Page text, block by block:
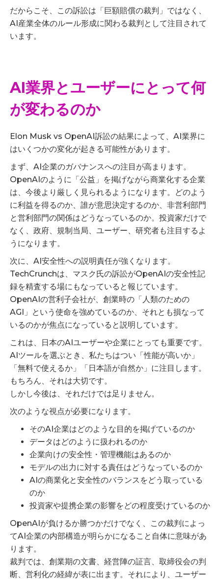
だからこそ、この訴訟は「巨額賠償の裁判」ではなく、
AI産業全体のルール形成に関わる裁判として注目されて
います。
AI業界とユーザーにとって何
が変わるのか
Elon Musk vs OpenAI訴訟の結果によって、AI業界に
はいくつかの変化が起きる可能性があります。
まず、AI企業のガバナンスへの注目が高まります。
OpenAIのように「公益」を掲げながら商業化する企業
は、今後より厳しく見られるようになります。どのよう
に利益を得るのか、誰が意思決定するのか、非営利部門
と営利部門の関係はどうなっているのか。投資家だけで
なく、政府、規制当局、ユーザー、研究者も注目するよ
うになります。
次に、AI安全性への説明責任が強くなります。
TechCrunchは、マスク氏の訴訟がOpenAIの安全性記
録を精査する場にもなっていると報じています。
OpenAIの営利子会社が、創業時の「人類のための
AGI」という使命を強めているのか、それとも損なって
いるのかが焦点になっていると説明しています。
これは、日本のAIユーザーや企業にとっても重要です。
AIツールを選ぶとき、私たちはつい「性能が高いか」
「無料で使えるか」「日本語が自然か」に注目します。
もちろん、それは大切です。
しかし今後は、それだけでは足りません。
次のような視点が必要になります。
そのAI企業はどのような目的を掲げているのか
データはどのように扱われるのか
企業向けの安全性・管理機能はあるのか
モデルの出力に対する責任はどうなっているのか
AIの商業化と安全性のバランスをどう取っている
のか
投資家や提携企業の影響をどの程度受けているのか
OpenAIが負けるか勝つかだけでなく、この裁判によっ
てAI企業の内部構造が明らかになること自体に意味があ
ります。
裁判では、創業期の文書、経営陣の証言、取締役会の判
断、営利化の経緯が表に出ます。それにより、ユーザー